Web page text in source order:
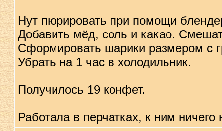
Нут пюрировать при помощи
Добавить мёд, соль и какао.
Сформировать шарики размером с
Убрать на 1 час в холодильник.
Получилось 19 конфет.
Работала в перчатках, к ним